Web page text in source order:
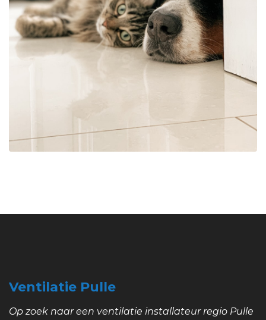
Ventilatie Pulle
Op zoek naar een ventilatie installateur regio Pulle